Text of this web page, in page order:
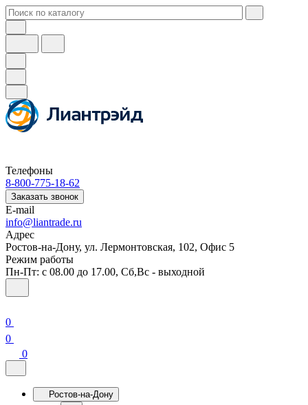
Телефоны
8-800-775-18-62
Заказать звонок
E-mail
info@liantrade.ru
Адрес
Ростов-на-Дону, ул. Лермонтовская, 102, Офис 5
Режим работы
Пн-Пт: c 08.00 до 17.00, Cб,Вс - выходной
0
0
0
Ростов-на-Дону